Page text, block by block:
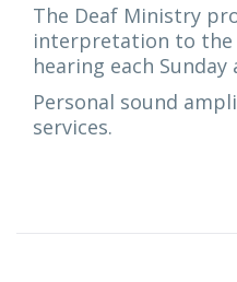
The Deaf Ministry
interpretation to the
hearing each Sunday
Personal sound
services.